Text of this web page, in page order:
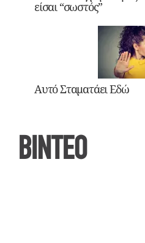
είσαι “σωστός”
Αυτό Σταματάει Εδώ
ΒΙΝΤΕΟ